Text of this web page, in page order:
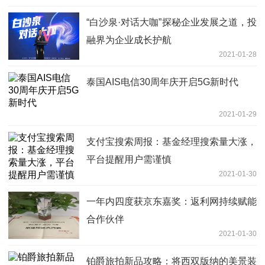
“白沙泉·对话大咖”探秘企业发展之道，投
融界为企业成长护航
2021-01-28
泰国AIS电信30周年庆开启5G新时代
2021-01-29
支付宝搜索周报：基金经理搜索量大涨，
平台提醒用户需谨慎
2021-01-30
一年内四度获京东嘉奖：返利网持续赋能
合作伙伴
2021-01-30
铂爵旅拍新品攻略：将西双版纳的美景装